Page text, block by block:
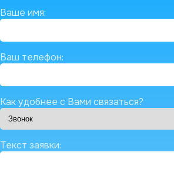
Ваше имя:
Ваш телефон:
Как удобнее с Вами связаться?
Текст заявки: